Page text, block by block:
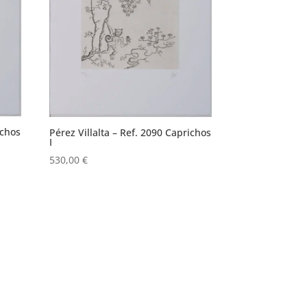
Pérez Villalta – Ref. 2090 Caprichos
I
530,00€